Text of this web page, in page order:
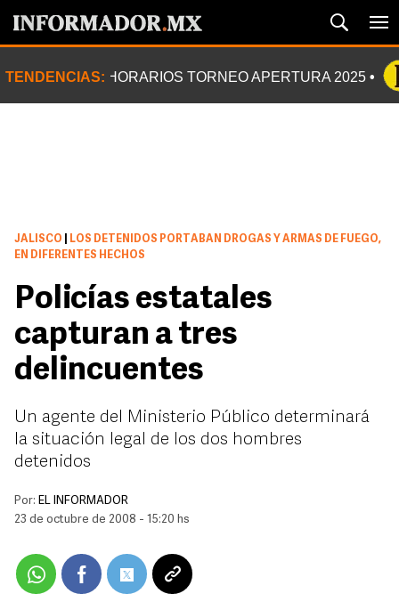
TENDENCIAS: HORARIOS TORNEO APERTURA 2025
JALISCO
LOS DETENIDOS PORTABAN DROGAS Y ARMAS DE FUEGO,
EN DIFERENTES HECHOS
Policías estatales
capturan a tres
delincuentes
Un agente del Ministerio Público determinará
la situación legal de los dos hombres
detenidos
Por: EL INFORMADOR
23 de octubre de 2008 - 15:20 hs